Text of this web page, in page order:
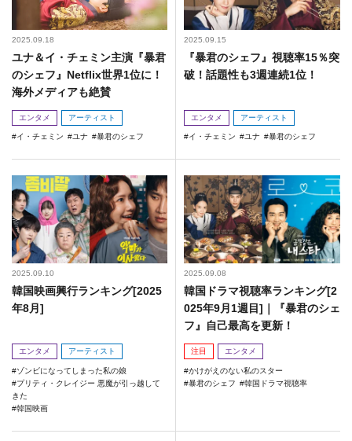
2025.09.18
ユナ＆イ・チェミン主演『暴君
のシェフ』Netflix世界1位に！
海外メディアも絶賛
エンタメ アーティスト
イ・チェミン ユナ 暴君のシェフ
2025.09.15
『暴君のシェフ』視聴率15％突
破！話題性も3週連続1位！
エンタメ アーティスト
イ・チェミン ユナ 暴君のシェフ
2025.09.10
韓国映画興行ランキング[2025
年8月]
エンタメ アーティスト
ゾンビになってしまった私の娘
プリティ・クレイジー 悪魔が引っ越して
きた
韓国映画
2025.09.08
韓国ドラマ視聴率ランキング[2
025年9月1週目]｜『暴君のシェ
フ』自己最高を更新！
注目 エンタメ
かけがえのない私のスター
暴君のシェフ
韓国ドラマ視聴率